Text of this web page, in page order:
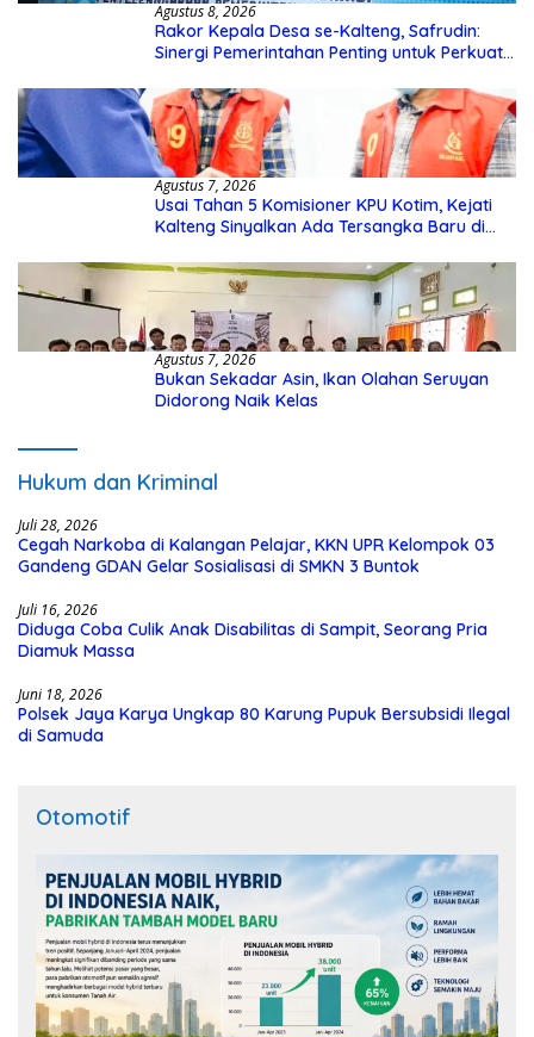
Agustus 8, 2026
Rakor Kepala Desa se-Kalteng, Safrudin:
Sinergi Pemerintahan Penting untuk Perkuat
Agustus 7, 2026
Usai Tahan 5 Komisioner KPU Kotim, Kejati
Kalteng Sinyalkan Ada Tersangka Baru di
Agustus 7, 2026
Bukan Sekadar Asin, Ikan Olahan Seruyan
Didorong Naik Kelas
Hukum dan Kriminal
Juli 28, 2026
Cegah Narkoba di Kalangan Pelajar, KKN UPR Kelompok 03
Gandeng GDAN Gelar Sosialisasi di SMKN 3 Buntok
Juli 16, 2026
Diduga Coba Culik Anak Disabilitas di Sampit, Seorang Pria
Diamuk Massa
Juni 18, 2026
Polsek Jaya Karya Ungkap 80 Karung Pupuk Bersubsidi Ilegal
di Samuda
Otomotif